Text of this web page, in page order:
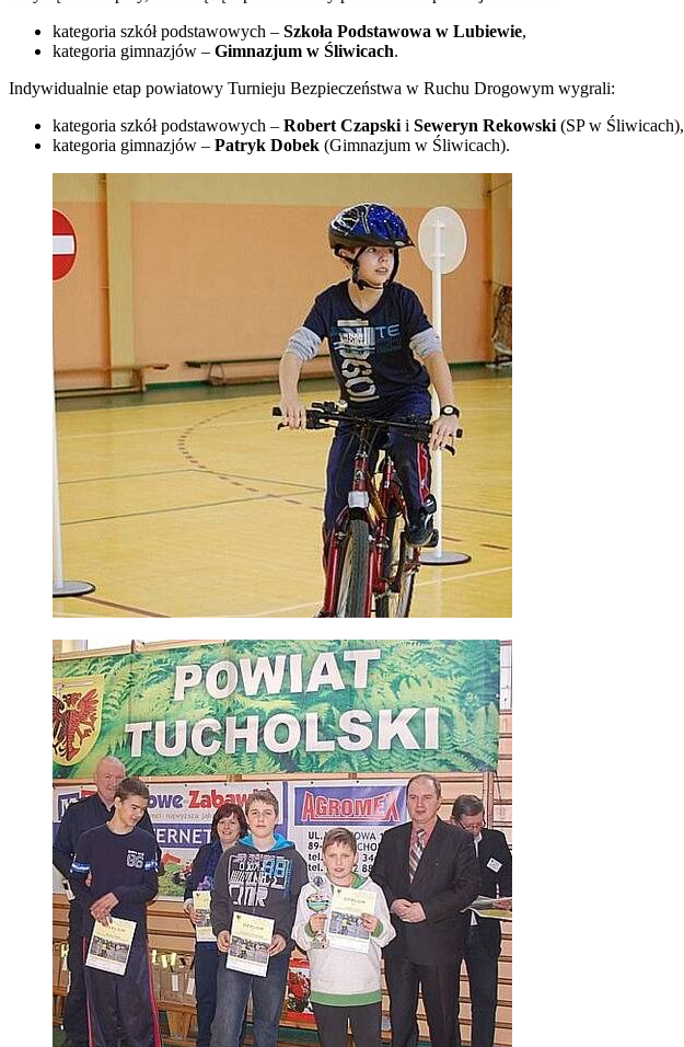
kategoria szkół podstawowych – Szkoła Podstawowa w Lubiewie,
kategoria gimnazjów – Gimnazjum w Śliwicach.
Indywidualnie etap powiatowy Turnieju Bezpieczeństwa w Ruchu Drogowym wygrali:
kategoria szkół podstawowych – Robert Czapski i Seweryn Rekowski (SP w Śliwicach),
kategoria gimnazjów – Patryk Dobek (Gimnazjum w Śliwicach).